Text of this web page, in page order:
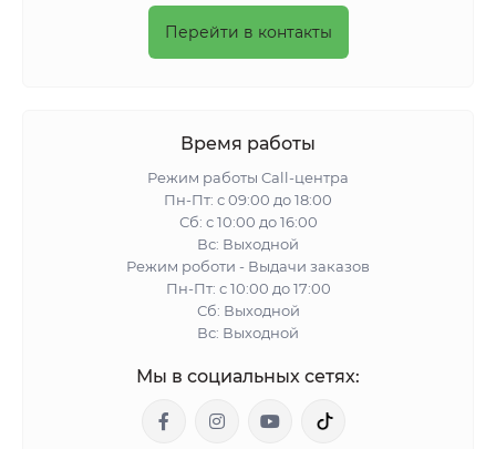
Перейти в контакты
Время работы
Режим работы Call-центра
Пн-Пт: с 09:00 до 18:00
Сб: с 10:00 до 16:00
Вс: Выходной
Режим роботи - Выдачи заказов
Пн-Пт: с 10:00 до 17:00
Сб: Выходной
Вс: Выходной
Мы в социальных сетях: